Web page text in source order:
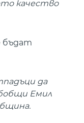
качество
бъдат
да
Емил